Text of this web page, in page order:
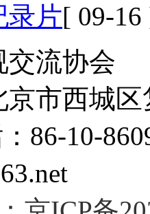
录片[ 09-16
交流协会
市西城
86-10-